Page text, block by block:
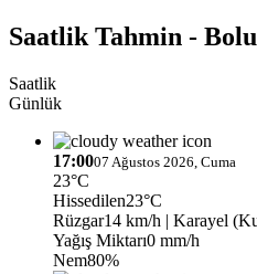
Saatlik Tahmin -
Saatlik
Günlük
17:0007 Ağustos 2026, Cuma
23°C
Hissedilen23°C
Rüzgar14 km/h | Karayel
Yağış Miktarı0 mm/h
Nem80%